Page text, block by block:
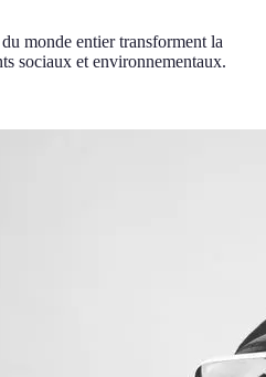
monde entier transforment la
sociaux et environnementaux.